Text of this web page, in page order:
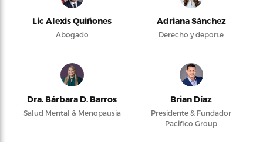
Lic Alexis Quiñones
Abogado
Adriana Sánchez
Derecho y deporte
Dra. Bárbara D. Barros
Salud Mental & Menopausia
Brian Díaz
Presidente & Fundador
Pacifico Group